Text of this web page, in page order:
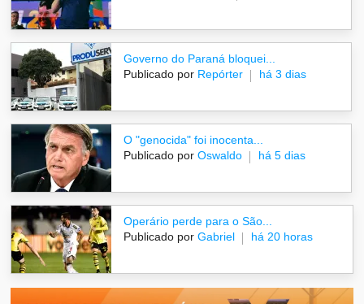
Governo do Paraná bloquei...
Publicado por Repórter há 3 dias
O "genocida" foi inocenta...
Publicado por Oswaldo há 5 dias
Operário perde para o São...
Publicado por Gabriel há 20 horas